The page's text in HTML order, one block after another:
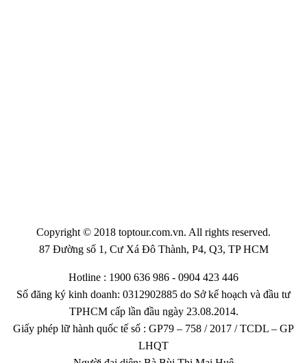
Copyright © 2018 toptour.com.vn. All rights reserved.
87 Đường số 1, Cư Xá Đô Thành, P4, Q3, TP HCM
Hotline : 1900 636 986 - 0904 423 446
Số đăng ký kinh doanh: 0312902885 do Sở kế hoạch và đầu tư
TPHCM cấp lần đầu ngày 23.08.2014.
Giấy phép lữ hành quốc tế số : GP79 – 758 / 2017 / TCDL – GP
LHQT